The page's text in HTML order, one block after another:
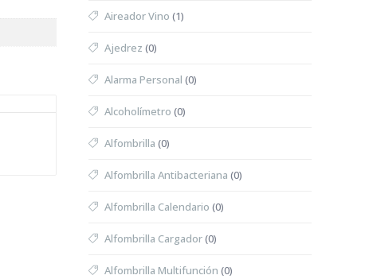
Aireador Vino (1)
Ajedrez (0)
Alarma Personal (0)
Alcoholímetro (0)
Alfombrilla (0)
Alfombrilla Antibacteriana (0)
Alfombrilla Calendario (0)
Alfombrilla Cargador(0)
Alfombrilla Multifunción (0)